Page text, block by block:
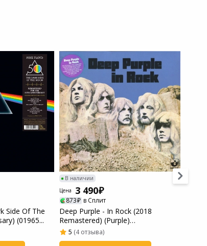
Side Of The
(01965...
В наличии
Цена
3 490
873 в Сплит
Deep Purple - In Rock (2018
Remastered) (Purple)
(0190295565107)...
5 (4 отзыва)